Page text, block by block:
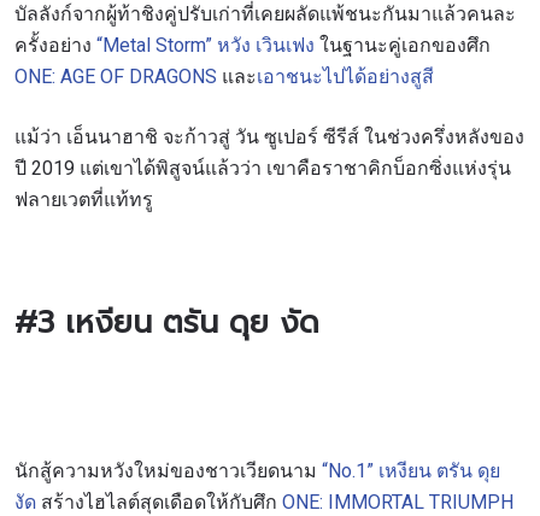
บัลลังก์จากผู้ท้าชิงคู่ปรับเก่าที่เคยผลัดแพ้ชนะกันมาแล้วคนละ
ครั้งอย่าง “Metal Storm” หวัง เวินเฟง ในฐานะคู่เอกของศึก
ONE: AGE OF DRAGONS และเอาชนะไปได้อย่างสูสี
แม้ว่า เอ็นนาฮาชิ จะก้าวสู่ วัน ซูเปอร์ ซีรีส์ ในช่วงครึ่งหลังของ
ปี 2019 แต่เขาได้พิสูจน์แล้วว่า เขาคือราชาคิกบ็อกซิ่งแห่งรุ่น
ฟลายเวตที่แท้ทรู
#3 เหงียน ตรัน ดุย งัด
นักสู้ความหวังใหม่ของชาวเวียดนาม “No.1” เหงียน ตรัน ดุย
งัด สร้างไฮไลต์สุดเดือดให้กับศึก ONE: IMMORTAL TRIUMPH